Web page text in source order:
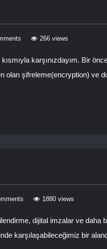
266 views
karşınızdayım. Bir
olan şifreleme(encryption) ve
1880 views
dijital imzalar ve daha
karşılaşabileceğimiz bir